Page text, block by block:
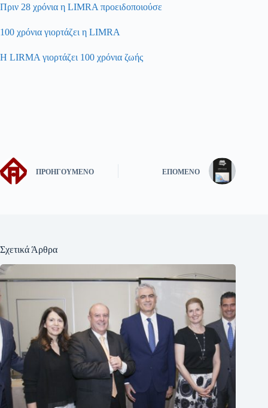
Πριν 28 χρόνια η LIMRA προειδοποιούσε
100 χρόνια γιορτάζει η LIMRA
Η LIRMA γιορτάζει 100 χρόνια ζωής
ΠΡΟΗΓΟΎΜΕΝΟ ΕΠΌΜΕΝΟ
Σχετικά Άρθρα